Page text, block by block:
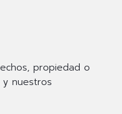
propiedad o
y nuestros